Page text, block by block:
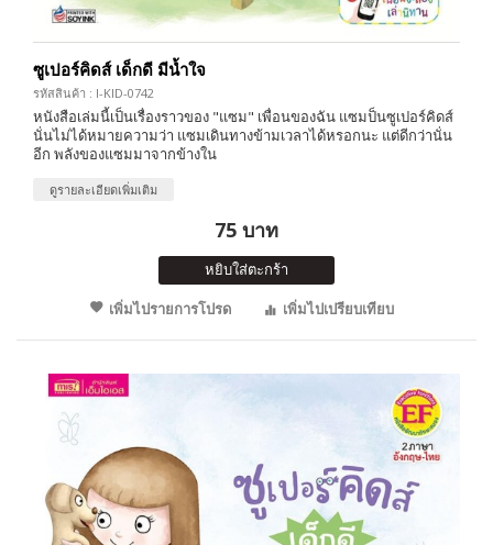
ซูเปอร์คิดส์ เด็กดี มีน้ำใจ
รหัสสินค้า : I-KID-0742
หนังสือเล่มนี้เป็นเรื่องราวของ "แซม" เพื่อนของฉัน แซมป็นซูเปอร์คิดส์
นั่นไม่ได้หมายความว่า แซมเดินทางข้ามเวลาได้หรอกนะ แต่ดีกว่านั่น
อีก พลังของแซมมาจากข้างใน
ดูรายละเอียดเพิ่มเติม
75 บาท
หยิบใส่ตะกร้า
เพิ่มไปรายการโปรด
เพิ่มไปเปรียบเทียบ